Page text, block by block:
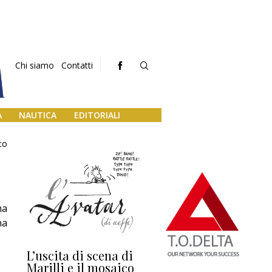
Chi siamo Contatti
NAUTICA EDITORIALI
L’uscita di scena di
Marilli e il mosaico
Darsena a Europa,